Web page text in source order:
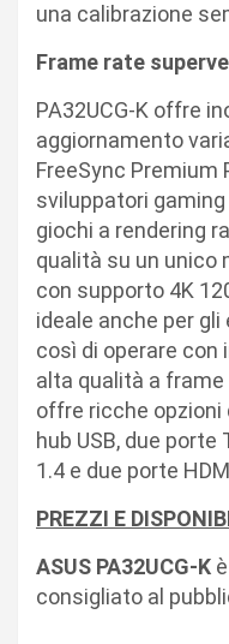
una calibrazione
Frame rate
PA32UCG-K offre
aggiornamento
FreeSync Premium
sviluppatori
giochi a rendering
qualità su un unico
con supporto 4K
ideale anche per
così di operare con
alta qualità a
offre ricche
hub USB, due
1.4 e due porte
PREZZI E
ASUS PA32UCG-K
consigliato al